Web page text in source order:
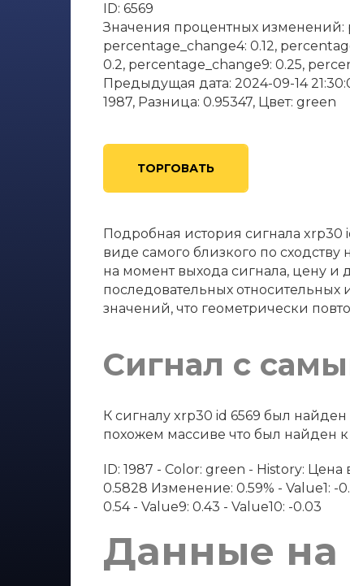
ID: 6569
Значения процентных изменений:
percentage_change4: 0.12,
0.2, percentage_change9: 0.25,
Предыдущая дата: 2024-09-14
1987, Разница: 0.95347, Цвет: green
ТОРГОВАТЬ
Подробная история сигнала xrp30
виде самого близкого по
на момент выхода сигнала, цену и
последовательных
значений, что геометрически
Сигнал с
К сигналу xrp30 id 6569 был
похожем массиве что был найден к
ID: 1987 - Color: green - History:
0.5828 Изменение: 0.59% - Value1: -
0.54 - Value9: 0.43 - Value10: -0.03
Данные на